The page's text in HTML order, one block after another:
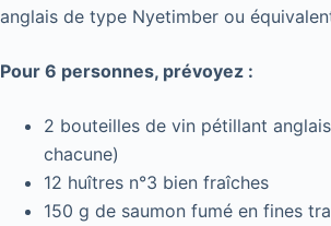
anglais de type Nyetimber ou
Pour 6 personnes, prévoyez :
2 bouteilles de vin pétillant
chacune)
12 huîtres n°3 bien fraîches
150 g de saumon fumé en fines